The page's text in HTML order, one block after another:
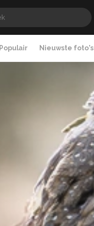
Populair Nieuwste foto's